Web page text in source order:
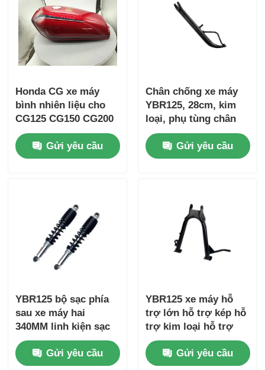
Nhà
Sản phẩm
Về chúng tôi
Tham quan nhà máy
Liên hệ chúng tôi
Yêu cầu báo giá
linh kiện điện xe máy
Các bộ phận sửa đổi xe máy
Honda CG xe máy
bình nhiên liệu cho
CG125 CG150 CG200
CG250
Gửi yêu cầu
Chân chống xe máy
YBR125, 28cm, kim
loại, phụ tùng chân
chống đỗ xe
Gửi yêu cầu
YBR125 bộ sạc phía
sau xe máy hai
340MM linh kiện sạc
thủy lực mùa xuân
Gửi yêu cầu
YBR125 xe máy hỗ
trợ lớn hỗ trợ kép hỗ
trợ kim loại hỗ trợ
chính các bộ phận
đậu xe Gửi yêu cầu